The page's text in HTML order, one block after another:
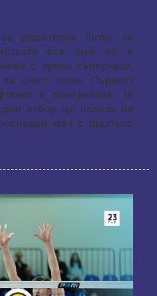
решителни битки за
все още не е
с преки съперници,
шест точки. Първият
в понеделник, 19
отбор ще излезе на
мач с Шахтьор